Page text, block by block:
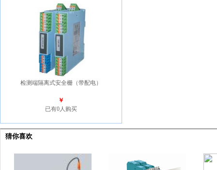
检测端隔离式安全栅（带配电）
￥
已有0人购买
猜你喜欢